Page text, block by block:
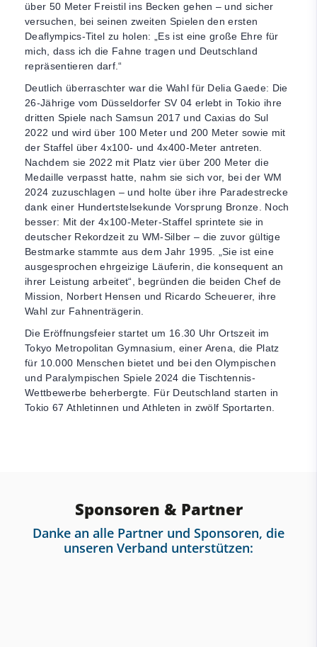
über 50 Meter Freistil ins Becken gehen – und sicher
versuchen, bei seinen zweiten Spielen den ersten
Deaflympics-Titel zu holen: „Es ist eine große Ehre für
mich, dass ich die Fahne tragen und Deutschland
repräsentieren darf.“
Deutlich überraschter war die Wahl für Delia Gaede: Die
26-Jährige vom Düsseldorfer SV 04 erlebt in Tokio ihre
dritten Spiele nach Samsun 2017 und Caxias do Sul
2022 und wird über 100 Meter und 200 Meter sowie mit
der Staffel über 4x100- und 4x400-Meter antreten.
Nachdem sie 2022 mit Platz vier über 200 Meter die
Medaille verpasst hatte, nahm sie sich vor, bei der WM
2024 zuzuschlagen – und holte über ihre Paradestrecke
dank einer Hundertstelsekunde Vorsprung Bronze. Noch
besser: Mit der 4x100-Meter-Staffel sprintete sie in
deutscher Rekordzeit zu WM-Silber – die zuvor gültige
Bestmarke stammte aus dem Jahr 1995. „Sie ist eine
ausgesprochen ehrgeizige Läuferin, die konsequent an
ihrer Leistung arbeitet“, begründen die beiden Chef de
Mission, Norbert Hensen und Ricardo Scheuerer, ihre
Wahl zur Fahnenträgerin.
Die Eröffnungsfeier startet um 16.30 Uhr Ortszeit im
Tokyo Metropolitan Gymnasium, einer Arena, die Platz
für 10.000 Menschen bietet und bei den Olympischen
und Paralympischen Spiele 2024 die Tischtennis-
Wettbewerbe beherbergte. Für Deutschland starten in
Tokio 67 Athletinnen und Athleten in zwölf Sportarten.
Sponsoren & Partner
Danke an alle Partner und Sponsoren, die
unseren Verband unterstützen: